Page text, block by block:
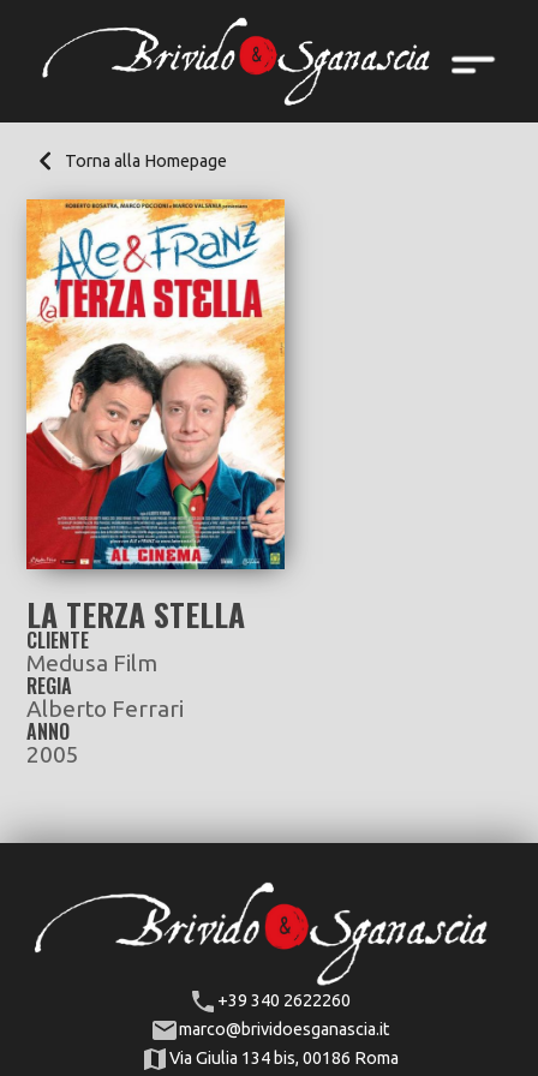
Torna alla Homepage
LA TERZA STELLA
CLIENTE
Medusa Film
REGIA
Alberto Ferrari
ANNO
2005
+39 340 2622260
marco@brividoesganascia.it
Via Giulia 134 bis, 00186 Roma